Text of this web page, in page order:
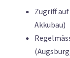
Zugriff
Akkubau)